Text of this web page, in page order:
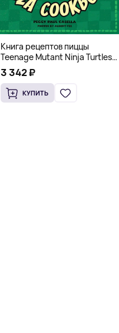
Книга рецептов пиццы
Teenage Mutant Ninja Turtles
Pizza Cookbook (На
английском)
3 342 ₽
КУПИТЬ